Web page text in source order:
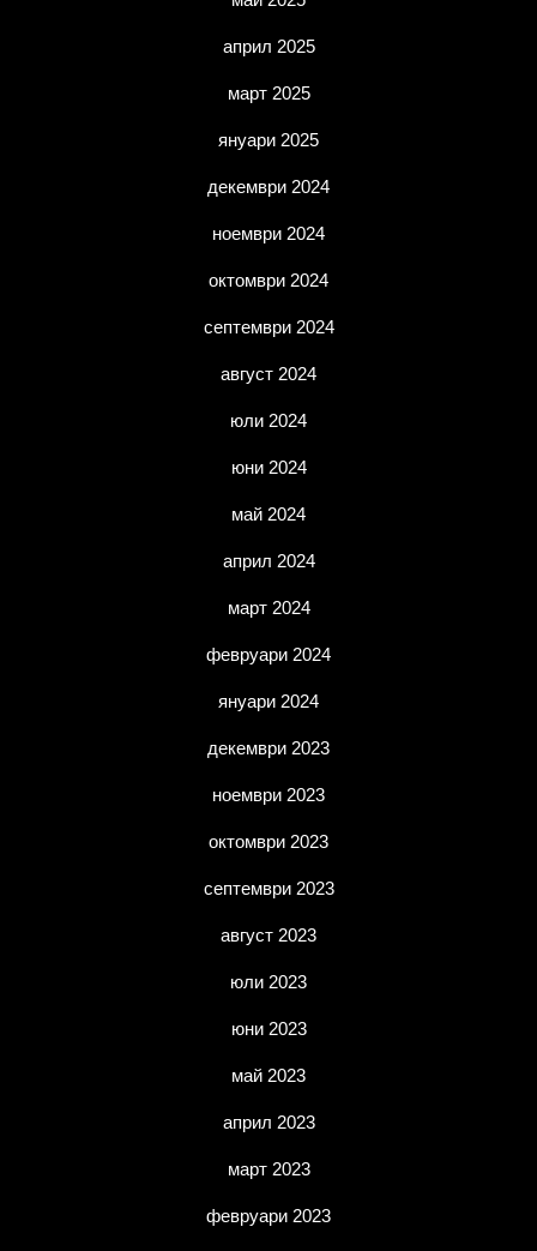
април 2025
март 2025
януари 2025
декември 2024
ноември 2024
октомври 2024
септември 2024
август 2024
юли 2024
юни 2024
май 2024
април 2024
март 2024
февруари 2024
януари 2024
декември 2023
ноември 2023
октомври 2023
септември 2023
август 2023
юли 2023
юни 2023
май 2023
април 2023
март 2023
февруари 2023